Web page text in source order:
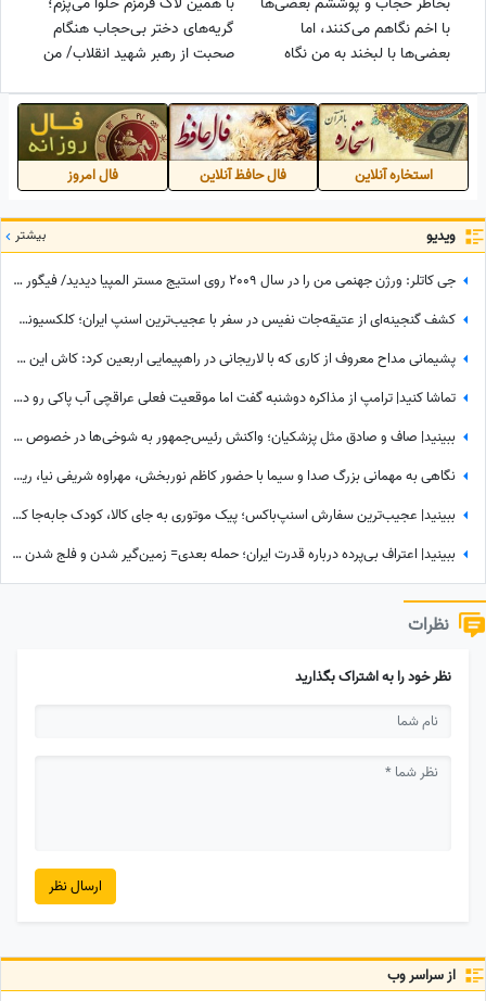
با اخم نگاهم می‌کنند، اما
بعضی‌ها با لبخند به من نگاه
گریه‌های دختر بی‌حجاب هنگام
صحبت از رهبر شهید انقلاب/ من
بروم بگویم غلط کردم...+فیلم
استخاره آنلاین فال حافظ آنلاین فال امروز
ویدیو بیشتر
جی کاتلر: ورژن جهنمی من را در سال 2009 روی استیج مستر المپیا دیدید/ فیگور چهارسرپای من تکرارنشدنی است +فیلم
کشف گنجینه‌ای از عتیقه‌جات نفیس در سفر با عجیب‌ترین اسنپ ایران؛ کلکسیونی که همه را شگفت‌زده کرد
پشیمانی مداح معروف از کاری که با لاریجانی در راهپیمایی اربعین کرد: کاش این کار را نمی‌کردم
تماشا کنید| ترامپ از مذاکره دوشنبه گفت اما موقعیت فعلی عراقچی آب پاکی رو دست کاخ‌سفیدنشینان ریخت؛ وزیر امورخارجه کجاست؟
ببینید| صاف و صادق مثل پزشکیان؛ واکنش رئیس‌جمهور به شوخی‌ها در خصوص درخت کاشتنش در پاکستان: من اهل فیلم بازی کردن...
نگاهی به مهمانی بزرگ صدا و سیما با حضور کاظم نوربخش، مهراوه شریفی نیا، ریما رامینفر، هوتن شکیبا، نرگس محمدی، داریوش ارجمند و.../ اسطوره های طنز کشور در یک قاب
ببینید| عجیب‌ترین سفارش اسنپ‌باکس؛ پیک موتوری به جای کالا، کودک جابه‌جا کرد!
ببینید| اعتراف بی‌پرده درباره قدرت ایران؛ حمله بعدی= زمین‌گیر شدن و فلج شدن ما!
نظرات
نظر خود را به اشتراک بگذارید
ارسال نظر
از سراسر وب